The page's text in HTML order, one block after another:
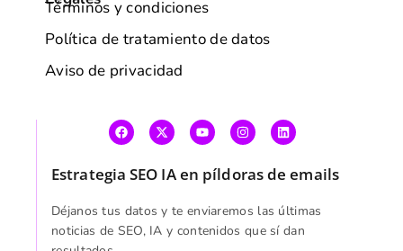
AVISO DE POLÍTICA DE COOKIES
Utilizamos cookies para mejorar tu experiencia de
navegación, mostrarte anuncios o contenido personalizados
Términos y condiciones
Política de tratamiento de datos
Aviso de privacidad
Estrategia SEO IA en píldoras de emails
Déjanos tus datos y te enviaremos las últimas
noticias de SEO, IA y contenidos que sí dan